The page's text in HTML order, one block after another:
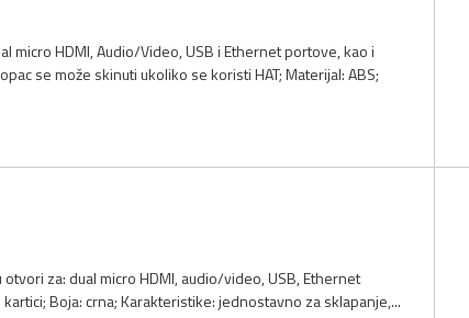
micro HDMI, Audio/Video, USB i Ethernet portove, kao i
se može skinuti ukoliko se koristi HAT; Materijal: ABS;
za: dual micro HDMI, audio/video, USB, Ethernet
Boja: crna; Karakteristike: jednostavno za sklapanje,...